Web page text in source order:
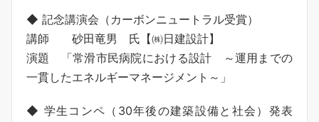
◆ 記念講演会（カーボンニュートラル受賞）
講師 砂田竜男 氏【㈱日建設計】
演題 「常滑市民病院における設計 ～運用までの
一貫したエネルギーマネージメント～」
◆ 学生コンペ（30年後の建築設備と社会）発表